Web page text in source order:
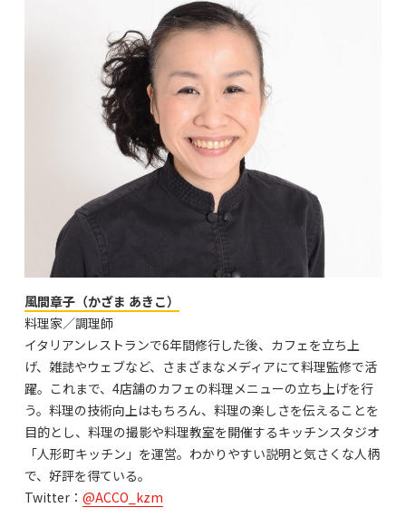
風間章子（かざま あきこ）
料理家／調理師
イタリアンレストランで6年間修行した後、カフェを立ち上
げ、雑誌やウェブなど、さまざまなメディアにて料理監修で活
躍。これまで、4店舗のカフェの料理メニューの立ち上げを行
う。料理の技術向上はもちろん、料理の楽しさを伝えることを
目的とし、料理の撮影や料理教室を開催するキッチンスタジオ
「人形町キッチン」を運営。わかりやすい説明と気さくな人柄
で、好評を得ている。
Twitter： @ACCO_kzm